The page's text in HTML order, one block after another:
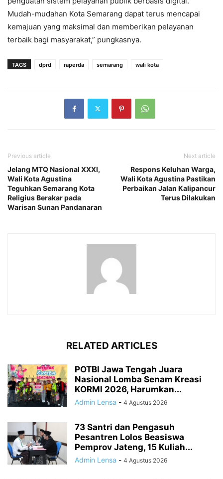
Mudah-mudahan Kota Semarang dapat terus mencapai
kemajuan yang maksimal dan memberikan pelayanan
terbaik bagi masyarakat,” pungkasnya.
TAGS dprd raperda semarang wali kota
Previous article
Jelang MTQ Nasional XXXI,
Wali Kota Agustina
Teguhkan Semarang Kota
Religius Berakar pada
Warisan Sunan Pandanaran
Next article
Respons Keluhan Warga,
Wali Kota Agustina Pastikan
Perbaikan Jalan Kalipancur
Terus Dilakukan
RELATED ARTICLES
POTBI Jawa Tengah Juara
Nasional Lomba Senam Kreasi
KORMI 2026, Harumkan...
Admin Lensa - 4 Agustus 2026
73 Santri dan Pengasuh
Pesantren Lolos Beasiswa
Pemprov Jateng, 15 Kuliah...
Admin Lensa - 4 Agustus 2026